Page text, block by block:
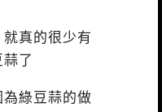
真的很少有
了
綠豆蒜的做